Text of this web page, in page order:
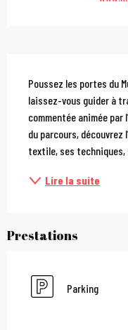
Poussez les portes du
laissez-vous guider à
commentée animée par
du parcours,
textile, ses
Lire la suite
Prestations
Parking